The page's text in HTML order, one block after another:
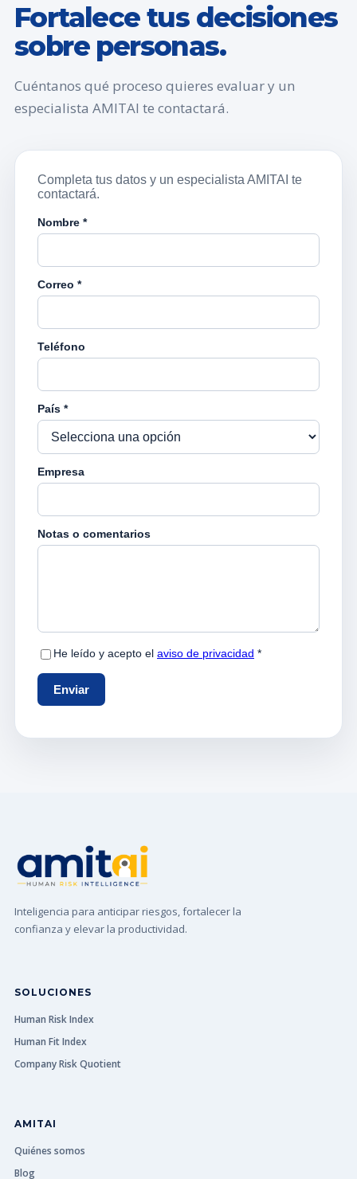
Fortalece tus decisiones
sobre personas.
Cuéntanos qué proceso quieres evaluar y un
especialista AMITAI te contactará.
Inteligencia para anticipar riesgos, fortalecer la
confianza y elevar la productividad.
SOLUCIONES
Human Risk Index
Human Fit Index
Company Risk Quotient
AMITAI
Quiénes somos
Blog